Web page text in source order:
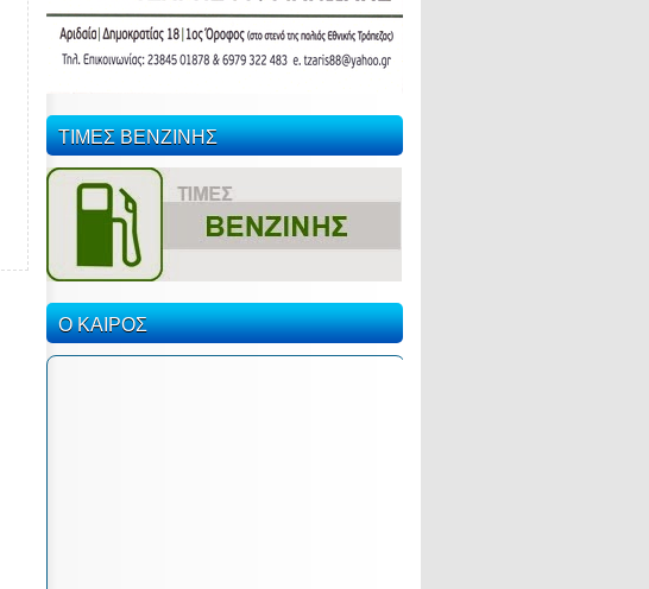
ΤΙΜΕΣ ΒΕΝΖΙΝΗΣ
Ο ΚΑΙΡΟΣ